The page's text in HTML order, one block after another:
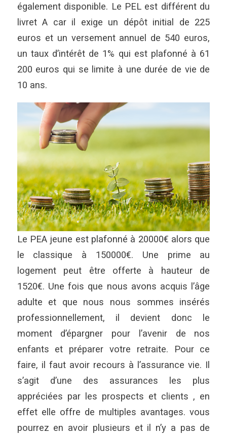
également disponible. Le PEL est différent du
livret A car il exige un dépôt initial de 225
euros et un versement annuel de 540 euros,
un taux d’intérêt de 1% qui est plafonné à 61
200 euros qui se limite à une durée de vie de
10 ans.
Le PEA jeune est plafonné à 20000€ alors que
le classique à 150000€. Une prime au
logement peut être offerte à hauteur de
1520€. Une fois que nous avons acquis l’âge
adulte et que nous nous sommes insérés
professionnellement, il devient donc le
moment d’épargner pour l’avenir de nos
enfants et préparer votre retraite. Pour ce
faire, il faut avoir recours à l’assurance vie. Il
s’agit d’une des assurances les plus
appréciées par les prospects et clients , en
effet elle offre de multiples avantages. vous
pourrez en avoir plusieurs et il n’y a pas de